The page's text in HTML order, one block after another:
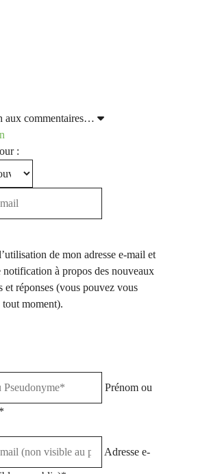
aux commentaires…
:
de mon adresse e-mail et
notification à propos des nouveaux
et réponses (vous pouvez vous
tout moment).
Prénom ou
Adresse e-